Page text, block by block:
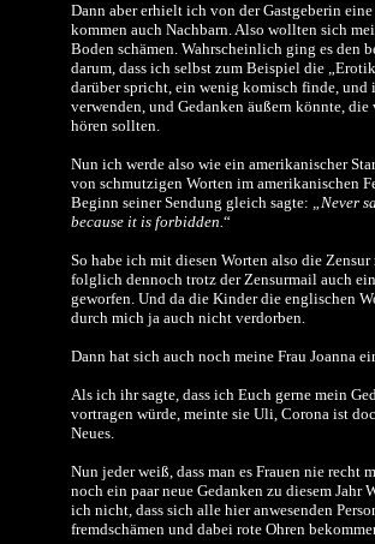
Dann aber erhielt ich von der Gastgeberin
kommen auch Nachbarn. Also wollten sich
Boden schämen. Wahrscheinlich ging es den
darum, dass ich selbst zum Beispiel die
darüber spricht, ein wenig komisch finde,
verwenden, und Gedanken äußern könnte,
hören sollten.
Nun ich werde also wie ein amerikanischer
von schmutzigen Worten im amerikanischen
Beginn seiner Sendung gleich sagte: „Never
because it is forbidden.“
So habe ich mit diesen Worten also die
folglich dennoch trotz der Zensurmail auch
geworfen. Und da die Kinder die englischen
durch mich ja auch nicht verdorben.
Dann hat sich auch noch meine Frau Joanna
Als ich ihr sagte, dass ich Euch gerne mein
vortragen würde, meinte sie Uli, Corona ist
Neues.
Nun jeder weiß, dass man es Frauen nie recht
noch ein paar neue Gedanken zu diesem
ich nicht, dass sich alle hier anwesenden
fremdschämen und dabei rote Ohren